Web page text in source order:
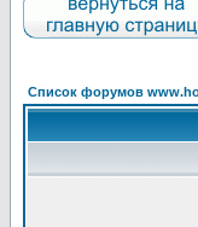
Список форумов